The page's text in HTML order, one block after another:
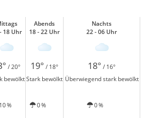
18 Uhr
Abends
18 - 22 Uhr
Nachts
22 - 06 Uhr
/ 20° 19° / 18° 18° / 16°
bewölktStark bewölkt Überwiegend stark bewölkt
10 % 0 % 0 %